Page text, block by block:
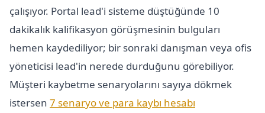
çalışıyor. Portal lead'i sisteme düştüğünde 10
dakikalık kalifikasyon görüşmesinin bulguları
hemen kaydediliyor; bir sonraki danışman veya ofis
yöneticisi lead'in nerede durduğunu görebiliyor.
Müşteri kaybetme senaryolarını sayıya dökmek
istersen 7 senaryo ve para kaybı hesabı